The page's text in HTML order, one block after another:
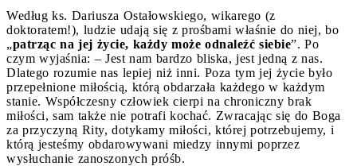
Według ks. Dariusza Ostałowskiego, wikarego (z
doktoratem!), ludzie udają się z prośbami właśnie do niej, bo
„patrząc na jej życie, każdy może odnaleźć siebie”. Po
czym wyjaśnia: – Jest nam bardzo bliska, jest jedną z nas.
Dlatego rozumie nas lepiej niż inni. Poza tym jej życie było
przepełnione miłością, którą obdarzała każdego w każdym
stanie. Współczesny człowiek cierpi na chroniczny brak
miłości, sam także nie potrafi kochać. Zwracając się do Boga
za przyczyną Rity, dotykamy miłości, której potrzebujemy, i
którą jesteśmy obdarowywani miedzy innymi poprzez
wysłuchanie zanoszonych próśb.